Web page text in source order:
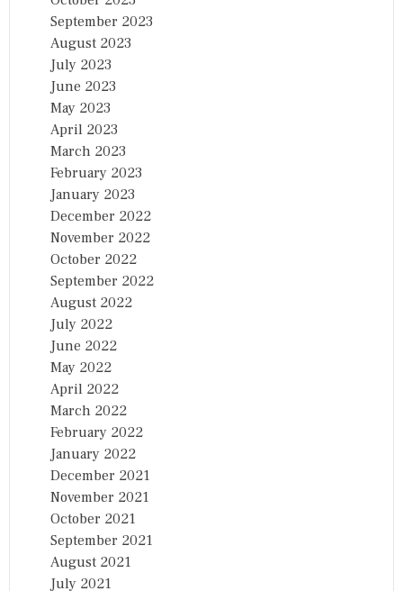
September 2023
August 2023
July 2023
June 2023
May 2023
April 2023
March 2023
February 2023
January 2023
December 2022
November 2022
October 2022
September 2022
August 2022
July 2022
June 2022
May 2022
April 2022
March 2022
February 2022
January 2022
December 2021
November 2021
October 2021
September 2021
August 2021
July 2021